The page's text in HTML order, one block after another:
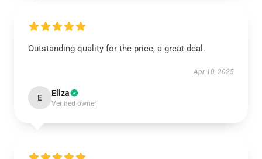
Outstanding quality for the price, a great deal.
Apr 10, 2025
E Eliza
Verified owner